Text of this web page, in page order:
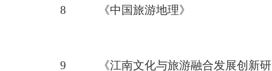
8 《中国旅游地理》
9 《江南文化与旅游融合发展创新